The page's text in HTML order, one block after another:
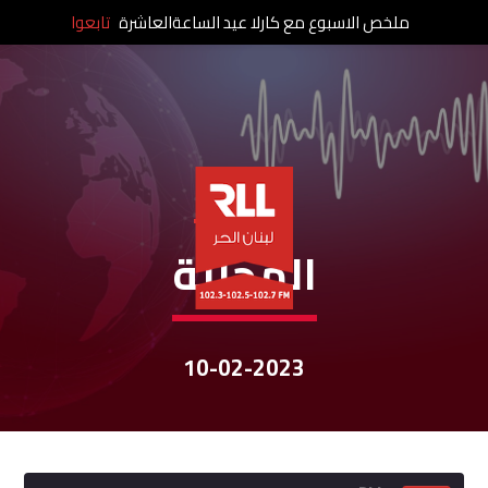
نشرات الأخبار
المحليّة
10-02-2023
ملخص الاسبوع مع كارلا عيد الساعةالعاشرة تابعوا